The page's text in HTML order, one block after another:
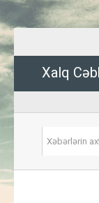
Xalq